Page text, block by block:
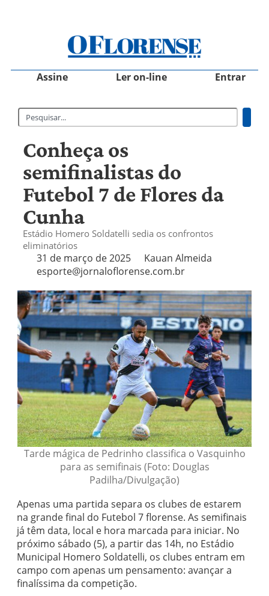
Assine Ler on-line Entrar
Conheça os
semifinalistas do
Futebol 7 de Flores da
Cunha
Estádio Homero Soldatelli sedia os confrontos
eliminatórios
31 de março de 2025
Kauan Almeida
esporte@jornaloflorense.com.br
Tarde mágica de Pedrinho classifica o Vasquinho
para as semifinais (Foto: Douglas
Padilha/Divulgação)
Apenas uma partida separa os clubes de estarem
na grande final do Futebol 7 florense. As semifinais
já têm data, local e hora marcada para iniciar. No
próximo sábado (5), a partir das 14h, no Estádio
Municipal Homero Soldatelli, os clubes entram em
campo com apenas um pensamento: avançar a
finalíssima da competição.